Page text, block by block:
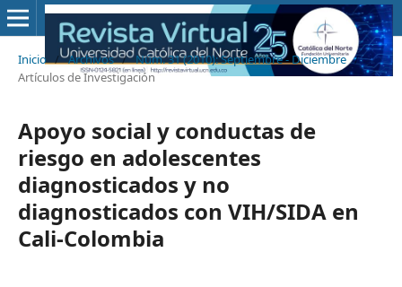
Inicio / Archivos / Núm. 31 (2010): Septiembre - Diciembre /
Artículos de Investigación
Apoyo social y conductas de
riesgo en adolescentes
diagnosticados y no
diagnosticados con VIH/SIDA en
Cali-Colombia